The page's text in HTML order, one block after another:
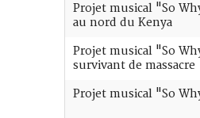
Projet musical "So
au nord du Kenya
Projet musical "So
survivant de massacre
Projet musical "So